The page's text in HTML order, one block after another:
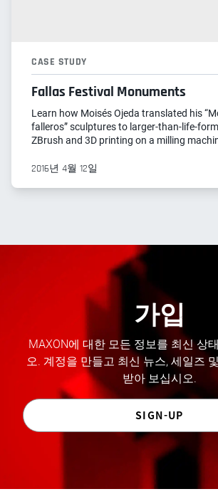
CASE STUDY
Fallas Festival Monuments
Learn how Moisés Ojeda translated his
falleros” sculptures to larger-than-life-
ZBrush and 3D printing on a milling
2016년 4월 12일
가입
MAXON에 대한 모든 정보를 최신 상
오. 계정을 만들고 최신 뉴스, 세일즈
받아 보십시오.
SIGN-UP